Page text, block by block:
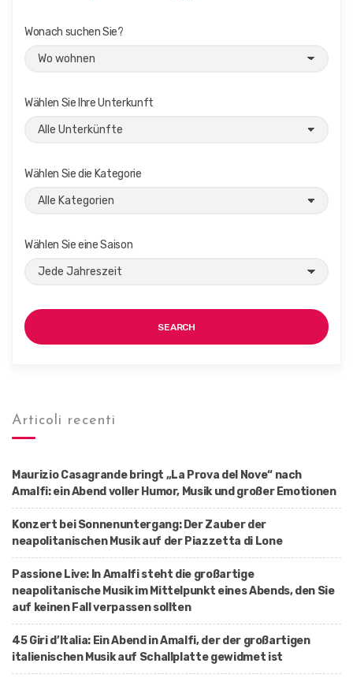
Wonach suchen Sie?
Wählen Sie Ihre Unterkunft
Wählen Sie die Kategorie
Wählen Sie eine Saison
SEARCH
Articoli recenti
Maurizio Casagrande bringt „La Prova del Nove“ nach
Amalfi: ein Abend voller Humor, Musik und großer Emotionen
Konzert bei Sonnenuntergang: Der Zauber der
neapolitanischen Musik auf der Piazzetta di Lone
Passione Live: In Amalfi steht die großartige
neapolitanische Musik im Mittelpunkt eines Abends, den Sie
auf keinen Fall verpassen sollten
45 Giri d’Italia: Ein Abend in Amalfi, der der großartigen
italienischen Musik auf Schallplatte gewidmet ist